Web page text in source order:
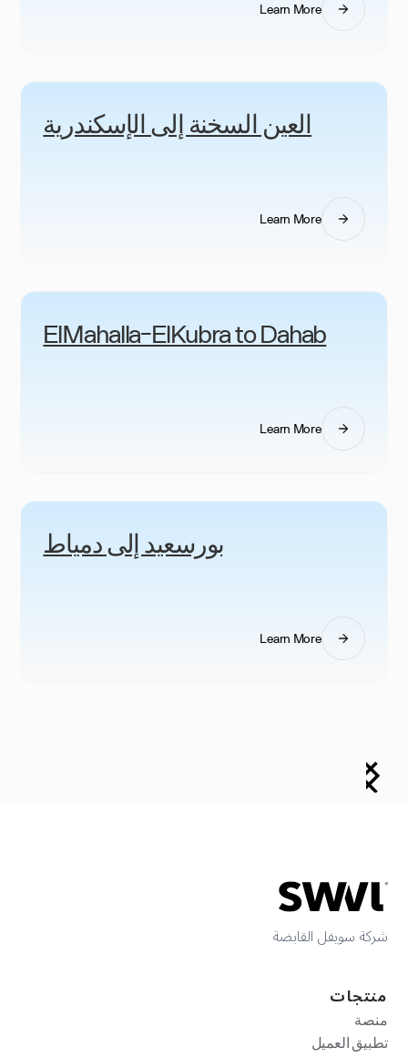
Learn More
العين السخنة إلى الإسكندرية
Learn More
ElMahalla-ElKubra to Dahab
Learn More
بورسعيد إلى دمياط
Learn More
شركة سويفل القابضة
منتجات
منصة
تطبيق العميل